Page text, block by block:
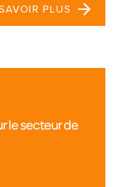
PLUS
le secteur de